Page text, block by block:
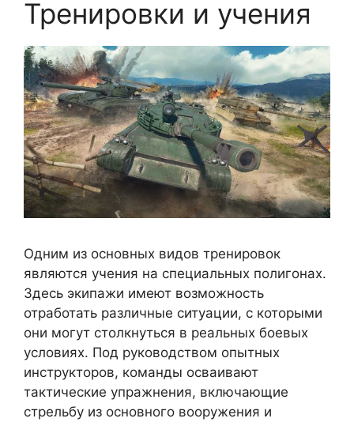
Тренировки и учения
Одним из основных видов тренировок
являются учения на специальных полигонах.
Здесь экипажи имеют возможность
отработать различные ситуации, с которыми
они могут столкнуться в реальных боевых
условиях. Под руководством опытных
инструкторов, команды осваивают
тактические упражнения, включающие
стрельбу из основного вооружения и